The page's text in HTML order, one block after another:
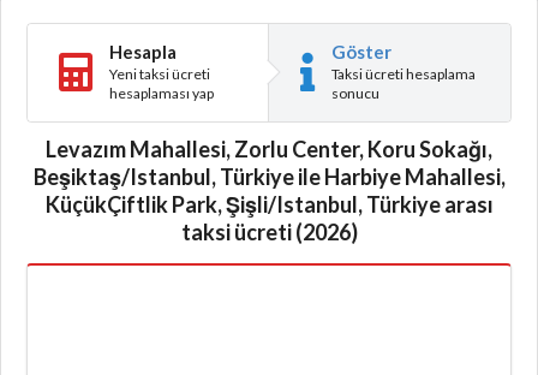
Hesapla
Yeni taksi ücreti
hesaplaması yap
Göster
Taksi ücreti hesaplama
sonucu
Levazım Mahallesi, Zorlu Center, Koru Sokağı,
Beşiktaş/Istanbul, Türkiye ile Harbiye Mahallesi,
KüçükÇiftlik Park, Şişli/Istanbul, Türkiye arası
taksi ücreti (2026)